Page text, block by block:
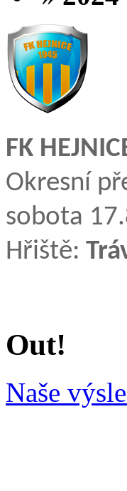
FK
Okresní
sobota
Hřiště:
Out!
Naše